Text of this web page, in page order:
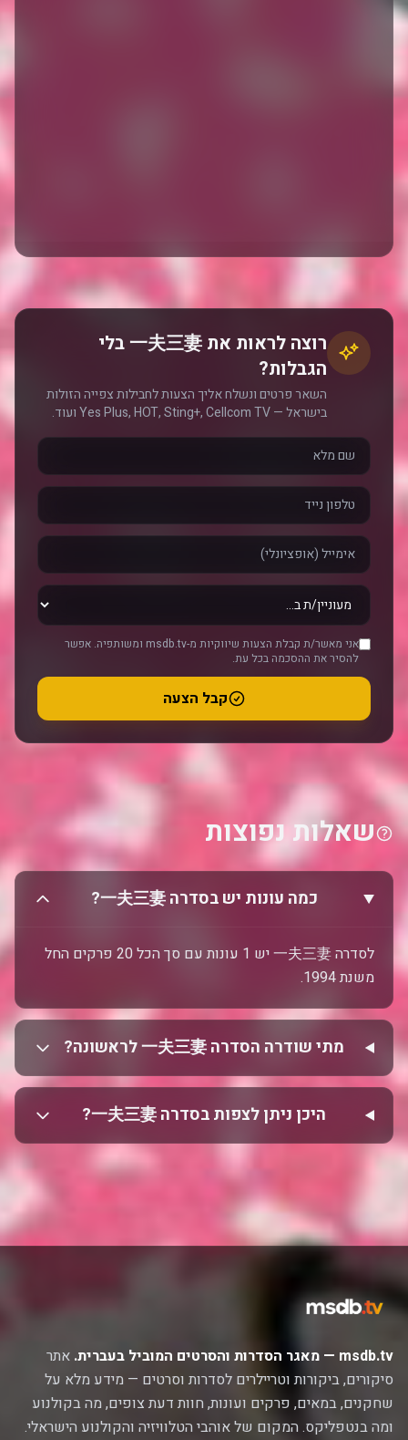
רוצה לראות את 一夫三妻 בלי
הגבלות?
השאר פרטים ונשלח אליך הצעות לחבילות צפייה הזולות
בישראל — Yes Plus, HOT, Sting+, Cellcom TV ועוד.
אני מאשר/ת קבלת הצעות שיווקיות מ-msdb.tv ומשותפיה. אפשר
להסיר את ההסכמה בכל עת.
קבל הצעה
שאלות נפוצות
כמה עונות יש בסדרה 一夫三妻?
לסדרה 一夫三妻 יש 1 עונות עם סך הכל 20 פרקים החל
משנת 1994.
מתי שודרה הסדרה 一夫三妻 לראשונה?
היכן ניתן לצפות בסדרה 一夫三妻?
msdb.tv — מאגר הסדרות והסרטים המוביל בעברית.
אתר
סיקורים, ביקורות וטריילרים לסדרות וסרטים — מידע מלא על
שחקנים, במאים, פרקים ועונות, חוות דעת צופים, מה בקולנוע
ומה בנטפליקס. המקום של אוהבי הטלוויזיה והקולנוע הישראלי.